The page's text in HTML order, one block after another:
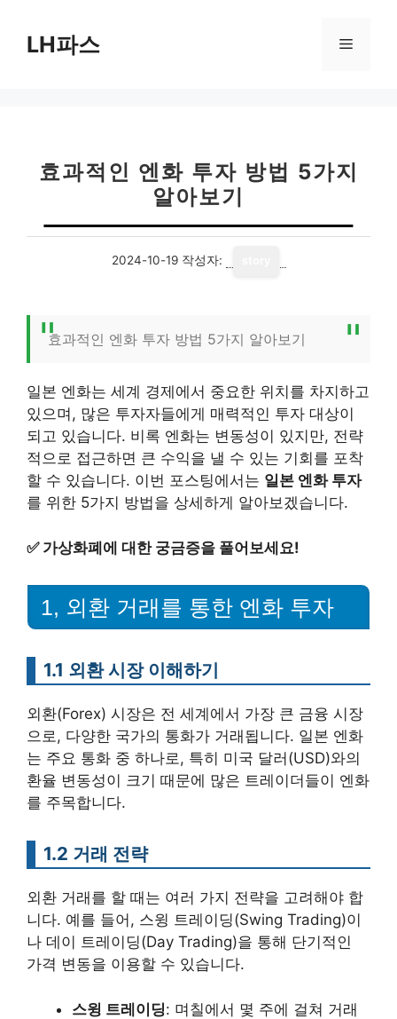
LH파스 메
효과적인 엔화 투자 방법 5가지
알아보기
2024-10-19 작성자:
효과적인 엔화 투자 방법 5가지 알아보기
일본 엔화는 세계 경제에서 중요한 위치를 차지하고
있으며, 많은 투자자들에게 매력적인 투자 대상이
되고 있습니다. 비록 엔화는 변동성이 있지만, 전략
적으로 접근하면 큰 수익을 낼 수 있는 기회를 포착
할 수 있습니다. 이번 포스팅에서는 일본 엔화 투자
를 위한 5가지 방법을 상세하게 알아보겠습니다.
✅ 가상화폐에 대한 궁금증을 풀어보세요!
1, 외환 거래를 통한 엔화 투자
1.1 외환 시장 이해하기
외환(Forex) 시장은 전 세계에서 가장 큰 금융 시장
으로, 다양한 국가의 통화가 거래됩니다. 일본 엔화
는 주요 통화 중 하나로, 특히 미국 달러(USD)와의
환율 변동성이 크기 때문에 많은 트레이더들이 엔화
를 주목합니다.
1.2 거래 전략
외환 거래를 할 때는 여러 가지 전략을 고려해야 합
니다. 예를 들어, 스윙 트레이딩(Swing Trading)이
나 데이 트레이딩(Day Trading)을 통해 단기적인
가격 변동을 이용할 수 있습니다.
스윙 트레이딩: 며칠에서 몇 주에 걸쳐 거래